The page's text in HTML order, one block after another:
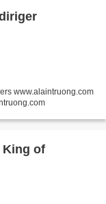
www.alaintruong.com
King of